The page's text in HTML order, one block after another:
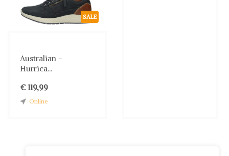
SALE
Australian -
Hurrica...
€ 119,99
Online